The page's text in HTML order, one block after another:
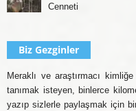
Cenneti
Biz Gezginler
Meraklı ve araştırmacı
tanımak isteyen, binlerce
yazıp sizlerle paylaşmak için